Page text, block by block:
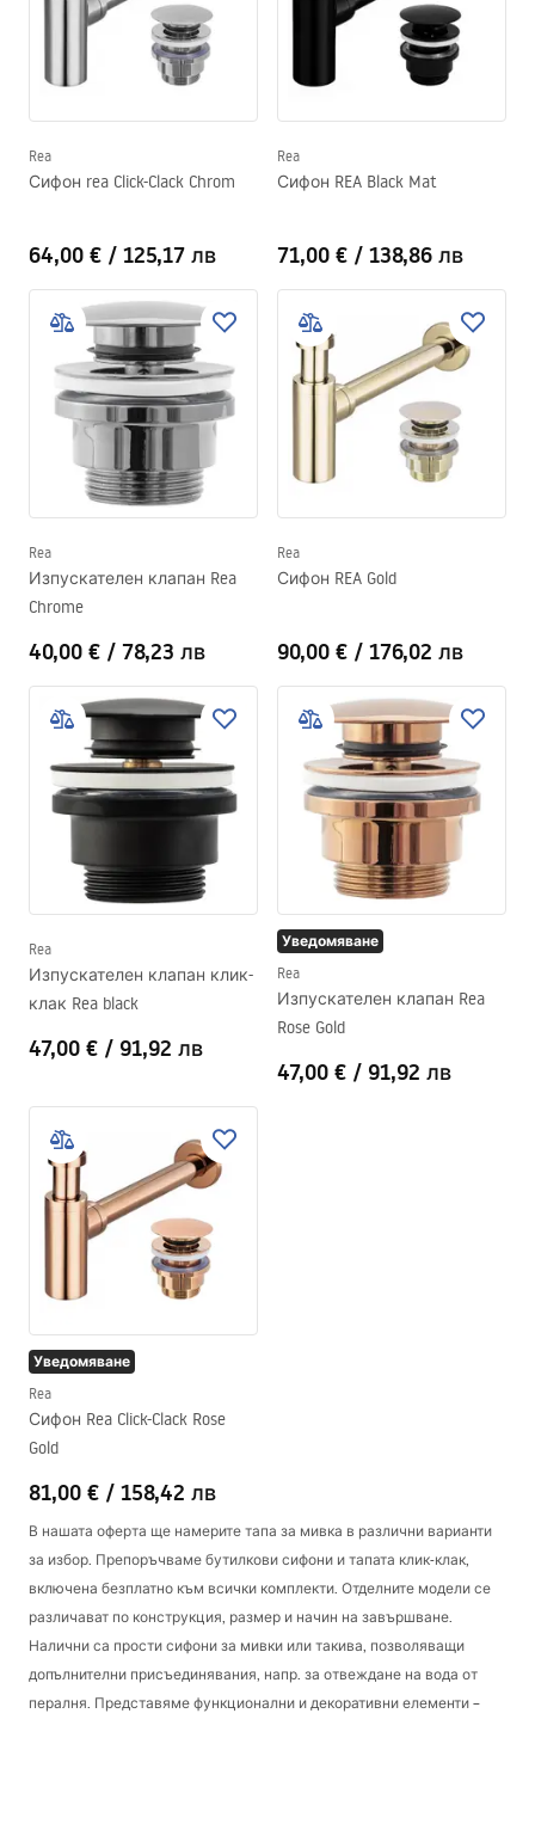
Rea
Сифон rea Click-Clack Chrom
64,00 € / 125,17 лв
Rea
Сифон REA Black Mat
71,00 € / 138,86 лв
Rea
Изпускателен клапан Rea
Chrome
40,00 € / 78,23 лв
Rea
Сифон REA Gold
90,00 € / 176,02 лв
Rea
Изпускателен клапан клик-
клак Rea black
47,00 € / 91,92 лв
Уведомяване
Rea
Изпускателен клапан Rea
Rose Gold
47,00 € / 91,92 лв
Уведомяване
Rea
Сифон Rea Click-Clack Rose
Gold
81,00 € / 158,42 лв
В нашата оферта ще намерите тапа за мивка в различни варианти
за избор. Препоръчваме бутилкови сифони и тапата клик-клак,
включена безплатно към всички комплекти. Отделните модели се
различават по конструкция, размер и начин на завършване.
Налични са прости сифони за мивки или такива, позволяващи
допълнителни присъединявания, напр. за отвеждане на вода от
пералня. Представяме функционални и декоративни елементи –